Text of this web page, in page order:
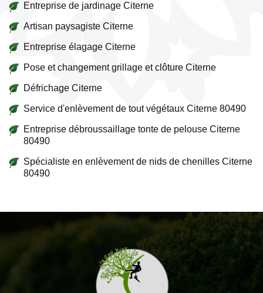
Entreprise de jardinage Citerne
Artisan paysagiste Citerne
Entreprise élagage Citerne
Pose et changement grillage et clôture Citerne
Défrichage Citerne
Service d'enlèvement de tout végétaux Citerne 80490
Entreprise débroussaillage tonte de pelouse Citerne
80490
Spécialiste en enlèvement de nids de chenilles Citerne
80490